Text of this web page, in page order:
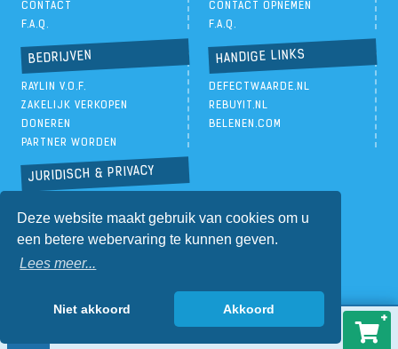
Deze website maakt gebruik van cookies om u
een betere webervaring te kunnen geven.
Lees meer...
Niet akkoord Akkoord
€55,00
CONTACT
F.A.Q.
CONTACT OPNEMEN
F.A.Q.
BEDRIJVEN
RAYLIN V.O.F.
ZAKELIJK VERKOPEN
DONEREN
PARTNER WORDEN
HANDIGE LINKS
DEFECTWAARDE.NL
REBUYIT.NL
BELENEN.COM
JURIDISCH & PRIVACY
ALGEMENE VOORWAARDEN